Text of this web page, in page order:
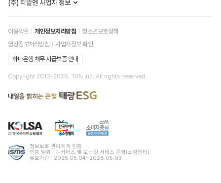
(주) 티알엔 사업자 정보
이용약관 개인정보처리방침
청소년보호정책
영상정보처리방침
사업자정보 확인
하나은행 채무 지급보증 안내
Copyright 2013-2026. TRN Inc. All rights reserved.
정보보호 관리체계 인증
인증 범위 : T-커머스 및 모바일 서비스 운영(쇼핑엔티)
유효기간 : 2025.05.04~2028.05.03